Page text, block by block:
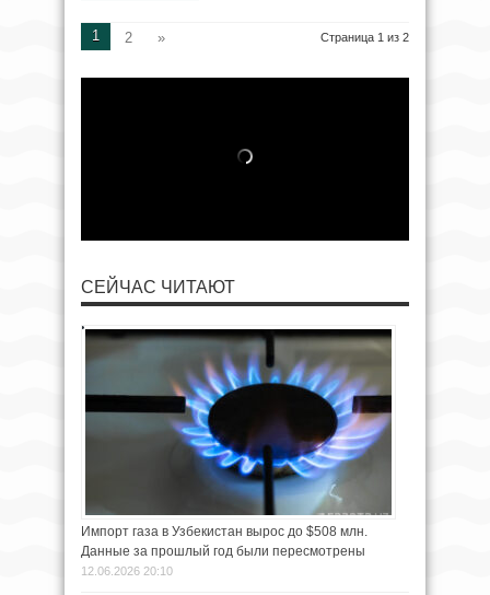
Страница 1 из 2
1 2 »
СЕЙЧАС ЧИТАЮТ
Импорт газа в Узбекистан вырос до $508 млн.
Данные за прошлый год были пересмотрены
12.06.2026 20:10